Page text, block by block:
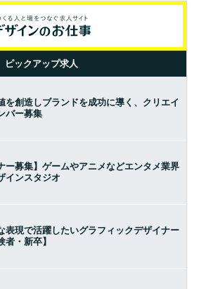
ピックアップ求人
を創造しブランドを成功に導く、クリエイ
バー募集
ー募集】ゲームやアニメなどエンタメ業界
インスタジオ
表現で活躍したいグラフィックデザイナー
者・新卒】